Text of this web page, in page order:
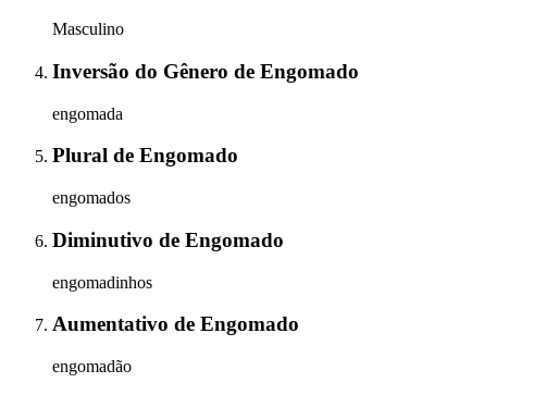
Masculino
Inversão do Gênero de Engomado
engomada
Plural de Engomado
engomados
Diminutivo de Engomado
engomadinhos
Aumentativo de Engomado
engomadão